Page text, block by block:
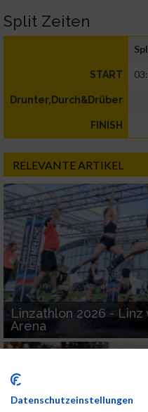
Split Zeiten
START
Drunter,Durch&Drüber
FINISH
RELEVANTE ARTIKEL
Linzathlon 2026 -
Arena
Datenschutzeinstellungen